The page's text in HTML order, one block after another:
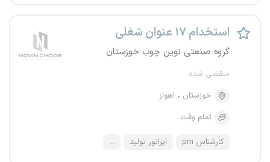
استخدام ۱۷ عنوان شغلی
گروه صنعتی نوین چوب خوزستان
منقضی شده
خوزستان
اهواز
تمام وقت
کارشناس pm اپراتور تولید ...